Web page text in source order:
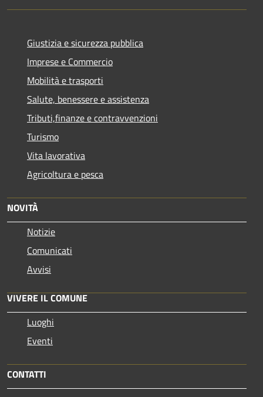
Giustizia e sicurezza pubblica
Imprese e Commercio
Mobilità e trasporti
Salute, benessere e assistenza
Tributi,finanze e contravvenzioni
Turismo
Vita lavorativa
Agricoltura e pesca
NOVITÀ
Notizie
Comunicati
Avvisi
VIVERE IL COMUNE
Luoghi
Eventi
CONTATTI